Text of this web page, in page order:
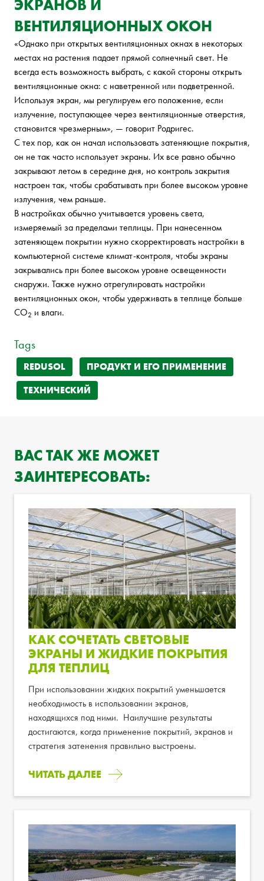
ЭКРАНОВ И
ВЕНТИЛЯЦИОННЫХ ОКОН
«Однако при открытых вентиляционных окнах в некоторых
местах на растения падает прямой солнечный свет. Не
всегда есть возможность выбрать, с какой стороны открыть
вентиляционные окна: с наветренной или подветренной.
Используя экран, мы регулируем его положение, если
излучение, поступающее через вентиляционные отверстия,
становится чрезмерным», — говорит Родригес.
С тех пор, как он начал использовать затеняющие покрытия,
он не так часто использует экраны. Их все равно обычно
закрывают летом в середине дня, но контроль закрытия
настроен так, чтобы срабатывать при более высоком уровне
излучения, чем раньше.
В настройках обычно учитывается уровень света,
измеряемый за пределами теплицы. При нанесенном
затеняющем покрытии нужно скорректировать настройки в
компьютерной системе климат-контроля, чтобы экраны
закрывались при более высоком уровне освещенности
снаружи. Также нужно отрегулировать настройки
вентиляционных окон, чтобы удерживать в теплице больше
CO2 и влаги.
Tags
REDUSOL
ПРОДУКТ И ЕГО ПРИМЕНЕНИЕ
ТЕХНИЧЕСКИЙ
ВАС ТАК ЖЕ МОЖЕТ
ЗАИНТЕРЕСОВАТЬ:
КАК СОЧЕТАТЬ СВЕТОВЫЕ
ЭКРАНЫ И ЖИДКИЕ ПОКРЫТИЯ
ДЛЯ ТЕПЛИЦ
При использовании жидких покрытий уменьшается
необходимость в использовании экранов,
находящихся под ними. Наилучшие результаты
достигаются, когда применение покрытий, экранов и
стратегия затенения правильно выстроены.
ЧИТАТЬ ДАЛЕЕ